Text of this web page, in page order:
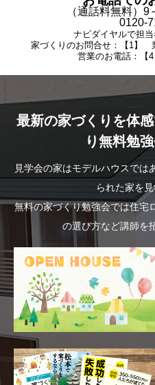
（通話料無料）
0120-
ナビダイヤルで担当
家づくりのお問合せ：【1】
営業のお電話：【
最新の家づくりを体
り無料勉
見学会の家はモデルハウスでは
られた家を見
無料の家づくり勉強会では住宅
の選び方など講師を